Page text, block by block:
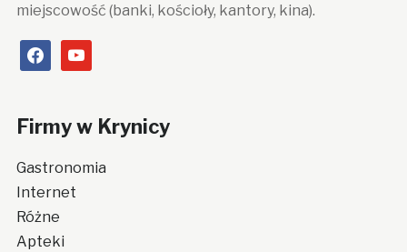
miejscowość (banki, kościoły, kantory, kina).
facebookyoutube
Firmy w Krynicy
Gastronomia
Internet
Różne
Apteki